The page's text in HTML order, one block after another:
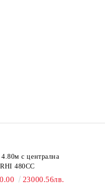
с централна
480CC
23000.56лв.